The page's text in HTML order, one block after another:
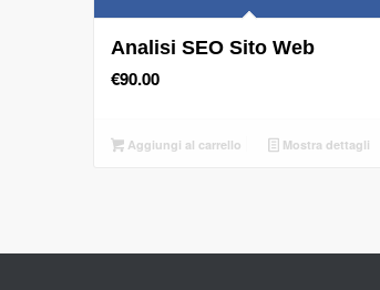
Analisi SEO Sito Web
€90.00
Aggiungi al carrello Mostra dettagli